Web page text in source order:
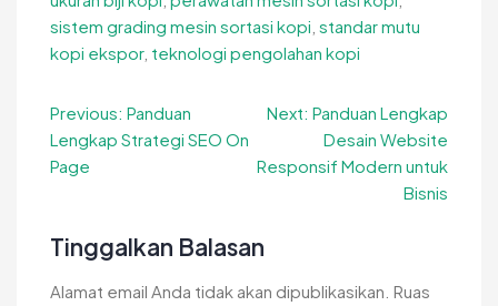
sistem grading mesin sortasi kopi standar mutu
kopi ekspor, teknologi pengolahan kopi
Navigasi
pos
Previous: Panduan
Lengkap Strategi SEO On
Page
Next: Panduan Lengkap
Desain Website
Responsif Modern untuk
Bisnis
Tinggalkan Balasan
Alamat email Anda tidak akan dipublikasikan. Ruas